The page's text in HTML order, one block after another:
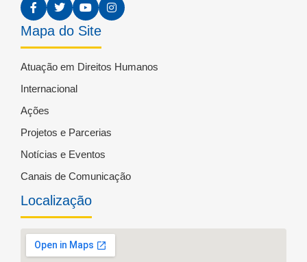
Mapa do Site
Atuação em Direitos Humanos
Internacional
Ações
Projetos e Parcerias
Notícias e Eventos
Canais de Comunicação
Localização